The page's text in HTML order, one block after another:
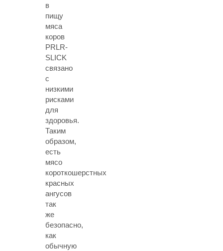
в
пищу
мяса
коров
PRLR-
SLICK
связано
с
низкими
рисками
для
здоровья.
Таким
образом,
есть
мясо
короткошерстных
красных
ангусов
так
же
безопасно,
как
обычную